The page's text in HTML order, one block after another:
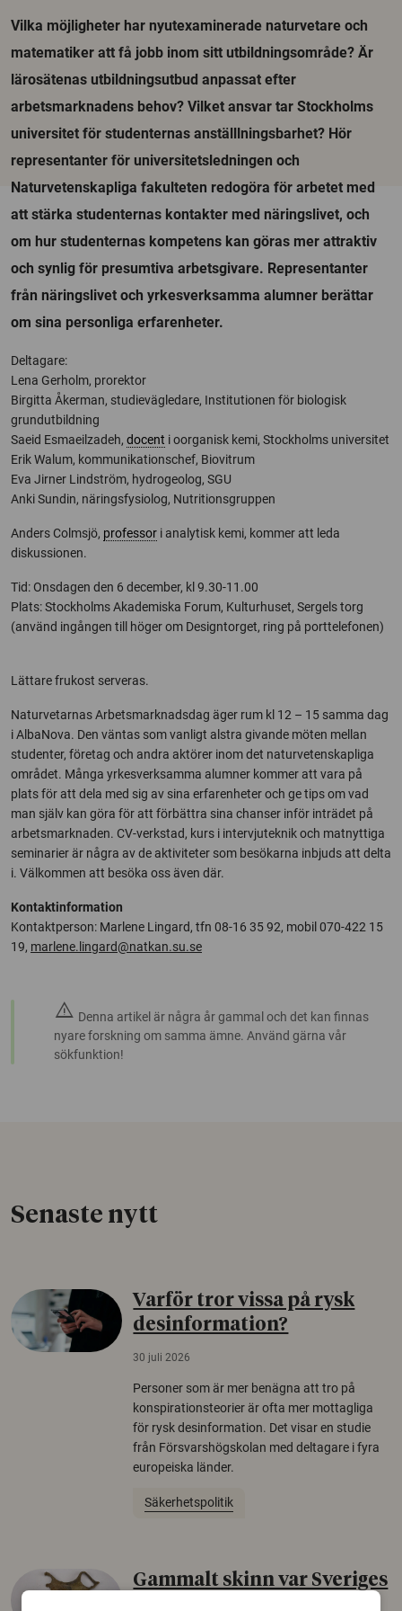
Vilka möjligheter har nyutexaminerade naturvetare och
matematiker att få jobb inom sitt utbildningsområde? Är
lärosätenas utbildningsutbud anpassat efter
arbetsmarknadens behov? Vilket ansvar tar Stockholms
universitet för studenternas anställlningsbarhet? Hör
representanter för universitetsledningen och
Naturvetenskapliga fakulteten redogöra för arbetet med
att stärka studenternas kontakter med näringslivet, och
om hur studenternas kompetens kan göras mer attraktiv
och synlig för presumtiva arbetsgivare. Representanter
från näringslivet och yrkesverksamma alumner berättar
om sina personliga erfarenheter.
Deltagare:
Lena Gerholm, prorektor
Birgitta Åkerman, studievägledare, Institutionen för biologisk
grundutbildning
Saeid Esmaeilzadeh, docent i oorganisk kemi, Stockholms universitet
Erik Walum, kommunikationschef, Biovitrum
Eva Jirner Lindström, hydrogeolog, SGU
Anki Sundin, näringsfysiolog, Nutritionsgruppen
Anders Colmsjö, professor i analytisk kemi, kommer att leda
diskussionen.
Tid: Onsdagen den 6 december, kl 9.30-11.00
Plats: Stockholms Akademiska Forum, Kulturhuset, Sergels torg
(använd ingången till höger om Designtorget, ring på porttelefonen)
Lättare frukost serveras.
Naturvetarnas Arbetsmarknadsdag äger rum kl 12 – 15 samma dag
i AlbaNova. Den väntas som vanligt alstra givande möten mellan
studenter, företag och andra aktörer inom det naturvetenskapliga
området. Många yrkesverksamma alumner kommer att vara på
plats för att dela med sig av sina erfarenheter och ge tips om vad
man själv kan göra för att förbättra sina chanser inför inträdet på
arbetsmarknaden. CV-verkstad, kurs i intervjuteknik och matnyttiga
seminarier är några av de aktiviteter som besökarna inbjuds att delta
i. Välkommen att besöka oss även där.
Kontaktinformation
Kontaktperson: Marlene Lingard, tfn 08-16 35 92, mobil 070-422 15
19, marlene.lingard@natkan.su.se
warning Denna artikel är några år gammal och det kan finnas
nyare forskning om samma ämne. Använd gärna vår
sökfunktion!
Senaste nytt
Varför tror vissa på rysk
desinformation?
30 juli 2026
Personer som är mer benägna att tro på
konspirationsteorier är ofta mer mottagliga
för rysk desinformation. Det visar en studie
från Försvarshögskolan med deltagare i fyra
europeiska länder.
Säkerhetspolitik
Gammalt skinn var Sveriges